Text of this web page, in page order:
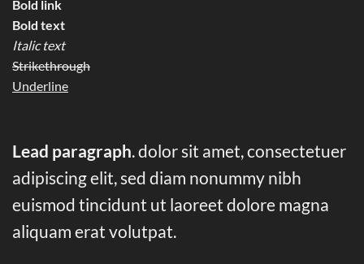
Bold link
Bold text
Italic text
Strikethrough
Underline
Lead paragraph. dolor sit amet, consectetuer
adipiscing elit, sed diam nonummy nibh
euismod tincidunt ut laoreet dolore magna
aliquam erat volutpat.